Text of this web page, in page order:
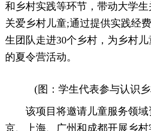
和乡村实践等环节，带动大学生
关爱乡村儿童;通过提供实践经
生团队走进30个乡村，为乡村
的夏令营活动。
(图：学生代表参与认识乡
该项目将邀请儿童服务领域
京、上海、广州和成都开展乡村